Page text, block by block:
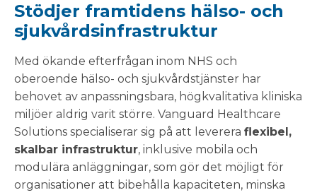
Stödjer framtidens hälso- och
sjukvårdsinfrastruktur
Med ökande efterfrågan inom NHS och
oberoende hälso- och sjukvårdstjänster har
behovet av anpassningsbara, högkvalitativa kliniska
miljöer aldrig varit större. Vanguard Healthcare
Solutions specialiserar sig på att leverera flexibel,
skalbar infrastruktur, inklusive mobila och
modulära anläggningar, som gör det möjligt för
organisationer att bibehålla kapaciteten, minska